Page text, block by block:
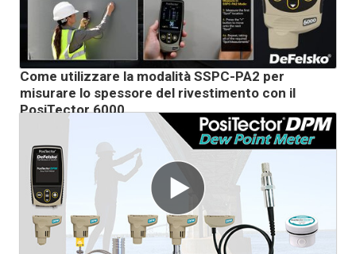
Come utilizzare la modalità SSPC-PA2 per
misurare lo spessore del rivestimento con il
PosiTector 6000